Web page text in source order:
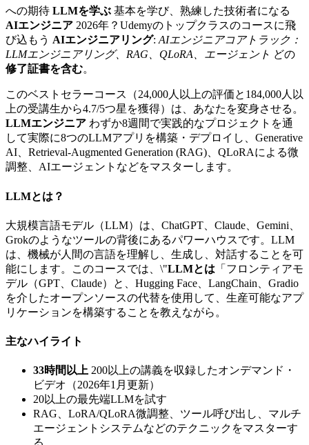
への期待 LLMを学ぶ 基本を学び、熟練した技術者になる
AIエンジニア 2026年？Udemyのトップクラスのコースに飛
び込もう AIエンジニアリング: AIエンジニアコアトラック：
LLMエンジニアリング、RAG、QLoRA、エージェント どの
修了証書を含む。
このベストセラーコース（24,000人以上の評価と184,000人以
上の受講生から4.7/5つ星を獲得）は、あなたを変身させる。
LLMエンジニア わずか8週間で実践的なプロジェクトを通
して実際に8つのLLMアプリを構築・デプロイし、Generative
AI、Retrieval-Augmented Generation (RAG)、QLoRAによる微
調整、AIエージェントなどをマスターします。
LLMとは？
大規模言語モデル（LLM）は、ChatGPT、Claude、Gemini、
Grokのようなツールの背後にあるパワーハウスです。LLM
は、機械が人間の言語を理解し、生成し、対話することを可
能にします。このコースでは、\"LLMとは 「フロンティアモ
デル（GPT、Claude）と、Hugging Face、LangChain、Gradio
を介したオープンソースの代替を使用して、生産可能なアプ
リケーションを構築することを教えながら。
主なハイライト
33時間以上 200以上の講義を収録したオンデマンド・
ビデオ（2026年1月更新）
20以上の最先端LLMを試す
RAG、LoRA/QLoRA微調整、ツール呼び出し、マルチ
エージェントシステムなどのテクニックをマスターす